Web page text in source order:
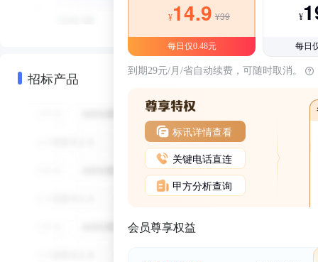
招标产品
¥14.9 ¥39
每日仅0.48元
¥
每日
到期29元/月/省自动续费，可随时取消。
标讯详情查看
关键电话直连
甲方分析查询
会员尊享权益